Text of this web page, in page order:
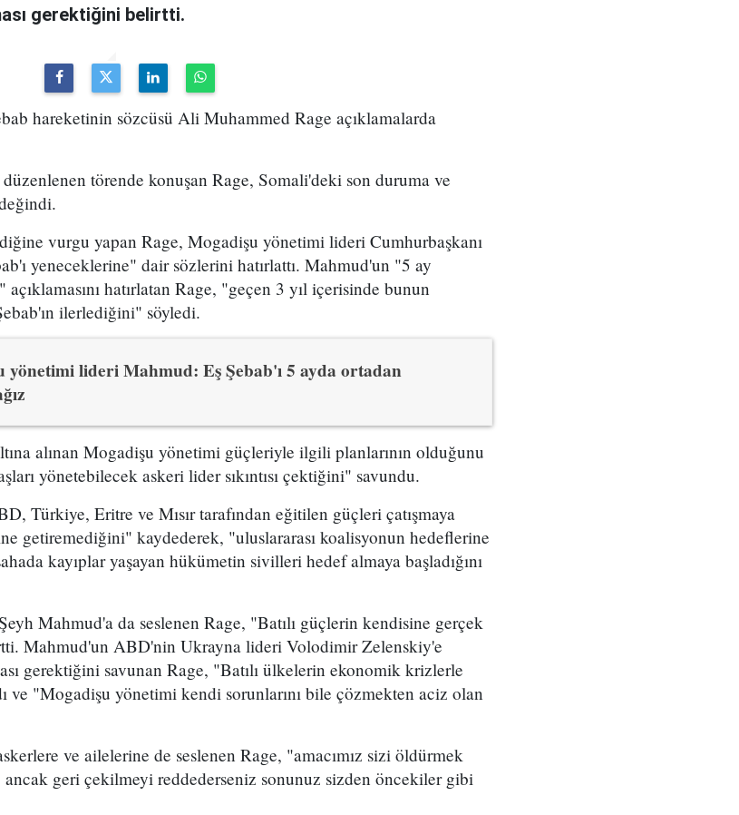
gerektiğini belirtti.
hareketinin sözcüsü Ali Muhammed Rage açıklamalarda
törende konuşan Rage, Somali'deki son duruma ve
vurgu yapan Rage, Mogadişu yönetimi lideri Cumhurbaşkanı
yeneceklerine" dair sözlerini hatırlattı. Mahmud'un "5 ay
hatırlatan Rage, "geçen 3 yıl içerisinde bunun
ilerlediğini" söyledi.
yönetimi lideri Mahmud: Eş Şebab'ı 5 ayda ortadan
alınan Mogadişu yönetimi güçleriyle ilgili planlarının olduğunu
yönetebilecek askeri lider sıkıntısı çektiğini" savundu.
Türkiye, Eritre ve Mısır tarafından eğitilen güçleri çatışmaya
getiremediğini" kaydederek, "uluslararası koalisyonun hedeflerine
kayıplar yaşayan hükümetin sivilleri hedef almaya başladığını
Mahmud'a da seslenen Rage, "Batılı güçlerin kendisine gerçek
Mahmud'un ABD'nin Ukrayna lideri Volodimir Zelenskiy'e
gerektiğini savunan Rage, "Batılı ülkelerin ekonomik krizlerle
ve "Mogadişu yönetimi kendi sorunlarını bile çözmekten aciz olan
ve ailelerine de seslenen Rage, "amacımız sizi öldürmek
ancak geri çekilmeyi reddederseniz sonunuz sizden öncekiler gibi